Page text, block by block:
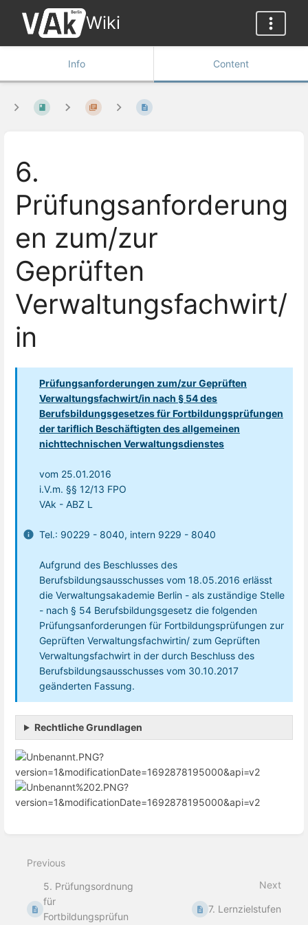
Wiki
Info Content
6.
Prüfungsanforderung
en zum/zur
Geprüften
Verwaltungsfachwirt/
in
Prüfungsanforderungen zum/zur Geprüften
Verwaltungsfachwirt/in nach § 54 des
Berufsbildungsgesetzes für Fortbildungsprüfungen
der tariflich Beschäftigten des allgemeinen
nichttechnischen Verwaltungsdienstes
vom 25.01.2016
i.V.m. §§ 12/13 FPO
VAk - ABZ L
Tel.: 90229 - 8040, intern 9229 - 8040
Aufgrund des Beschlusses des
Berufsbildungsausschusses vom 18.05.2016 erlässt
die Verwaltungsakademie Berlin - als zuständige Stelle
- nach § 54 Berufsbildungsgesetz die folgenden
Prüfungsanforderungen für Fortbildungsprüfungen zur
Geprüften Verwaltungsfachwirtin/ zum Geprüften
Verwaltungsfachwirt in der durch Beschluss des
Berufsbildungsausschusses vom 30.10.2017
geänderten Fassung.
Rechtliche Grundlagen
mode
Previous
5. Prüfungsordnung
für
Fortbildungsprüfun
Next
7. Lernzielstufen